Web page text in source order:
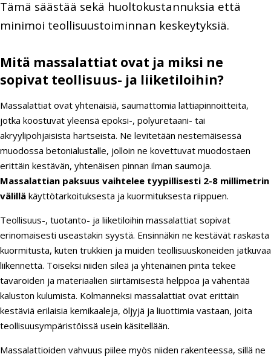
Tämä säästää sekä huoltokustannuksia että
minimoi teollisuustoiminnan keskeytyksiä.
Mitä massalattiat ovat ja miksi ne
sopivat teollisuus- ja liiketiloihin?
Massalattiat ovat yhtenäisiä, saumattomia lattiapinnoitteita,
jotka koostuvat yleensä epoksi-, polyuretaani- tai
akryylipohjaisista hartseista. Ne levitetään nestemäisessä
muodossa betonialustalle, jolloin ne kovettuvat muodostaen
erittäin kestävän, yhtenäisen pinnan ilman saumoja.
Massalattian paksuus vaihtelee tyypillisesti 2-8 millimetrin
välillä käyttötarkoituksesta ja kuormituksesta riippuen.
Teollisuus-, tuotanto- ja liiketiloihin massalattiat sopivat
erinomaisesti useastakin syystä. Ensinnäkin ne kestävät raskasta
kuormitusta, kuten trukkien ja muiden teollisuuskoneiden jatkuvaa
liikennettä. Toiseksi niiden sileä ja yhtenäinen pinta tekee
tavaroiden ja materiaalien siirtämisestä helppoa ja vähentää
kaluston kulumista. Kolmanneksi massalattiat ovat erittäin
kestäviä erilaisia kemikaaleja, öljyjä ja liuottimia vastaan, joita
teollisuusympäristöissä usein käsitellään.
Massalattioiden vahvuus piilee myös niiden rakenteessa, sillä ne